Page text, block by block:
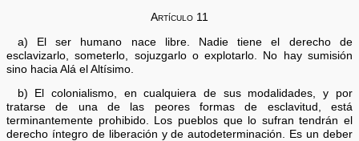
Artículo 11
a) El ser humano nace libre. Nadie tiene el derecho de
esclavizarlo, someterlo, sojuzgarlo o explotarlo. No hay sumisión
sino hacia Alá el Altísimo.
b) El colonialismo, en cualquiera de sus modalidades, y por
tratarse de una de las peores formas de esclavitud, está
terminantemente prohibido. Los pueblos que lo sufran tendrán el
derecho íntegro de liberación y de autodeterminación. Es un deber